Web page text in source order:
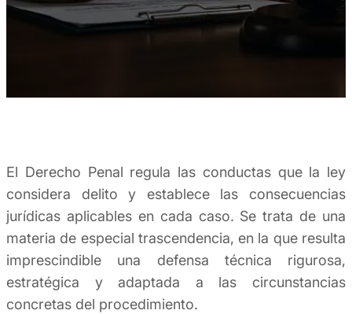
El Derecho Penal regula las conductas que la ley
considera delito y establece las consecuencias
jurídicas aplicables en cada caso. Se trata de una
materia de especial trascendencia, en la que resulta
imprescindible una defensa técnica rigurosa,
estratégica y adaptada a las circunstancias
concretas del procedimiento.